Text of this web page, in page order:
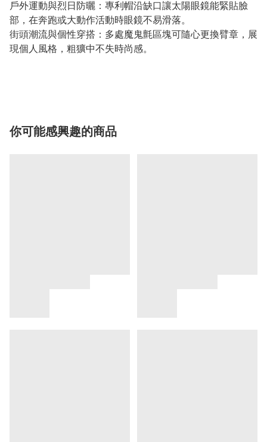
戶外運動與烈日防曬：專利帽沿缺口讓太陽眼鏡能緊貼臉
部，在奔跑或大動作活動時眼鏡不易滑落。
街頭潮流與個性穿搭：多處魔鬼氈區塊可隨心更換臂章，展
現個人風格，粗獷中不失時尚感。
你可能感興趣的商品